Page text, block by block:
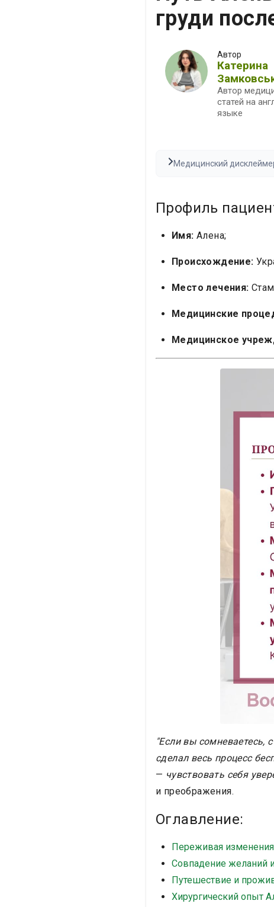
груди
Автор
Катерина
Автор
статей на
языке
Медицинский
Профиль
Имя: Алена;
Происхождение:
Место лечения:
Медицинские
Медицинское
"Если вы сомневаетесь,
сделал весь процесс
— чувствовать себя
и преображения.
Оглавление:
Переживая
Совпадение желаний
Путешествие и
Хирургический опыт